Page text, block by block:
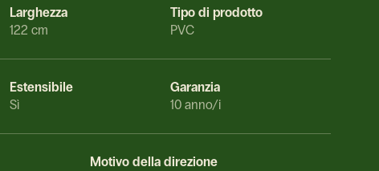
Larghezza
122 cm
Tipo di prodotto
PVC
Estensibile
Sì
Garanzia
10 anno/i
Motivo della direzione